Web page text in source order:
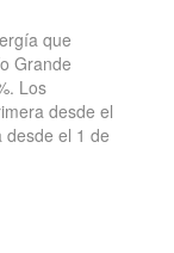
que
Grande
Los
desde el
desde el 1 de